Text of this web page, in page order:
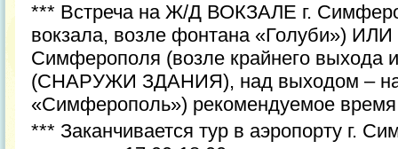
*** Встреча на Ж/Д ВОКЗАЛЕ г.
вокзала, возле фонтана «Голуби») ИЛИ
Симферополя (возле крайнего выхода
(СНАРУЖИ ЗДАНИЯ), над выходом –
«Симферополь») рекомендуемое
*** Заканчивается тур в аэропорту г.